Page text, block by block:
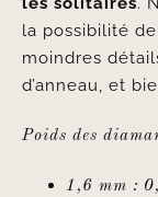
la possibilité
moindres
d’anneau, et
Poids des
1,6 mm :